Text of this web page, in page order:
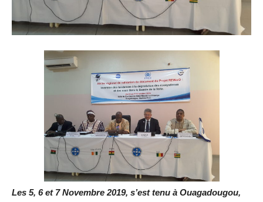
Les 5, 6 et 7 Novembre 2019, s’est tenu à Ouagadougou,